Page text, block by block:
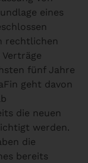
eines
rechtlichen
fünf Jahre
geht davon
die neuen
werden.
die
bereits